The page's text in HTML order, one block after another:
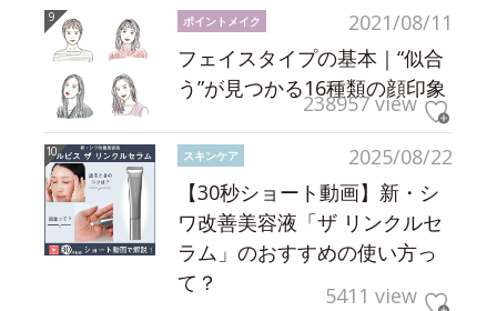
2021/08/11
ポイントメイク
フェイスタイプの基本｜“似合
う”が見つかる16種類の顔印象
238957 view
2025/08/22
スキンケア
【30秒ショート動画】新・シ
ワ改善美容液「ザ リンクルセ
ラム」のおすすめの使い方っ
て？
5411 view